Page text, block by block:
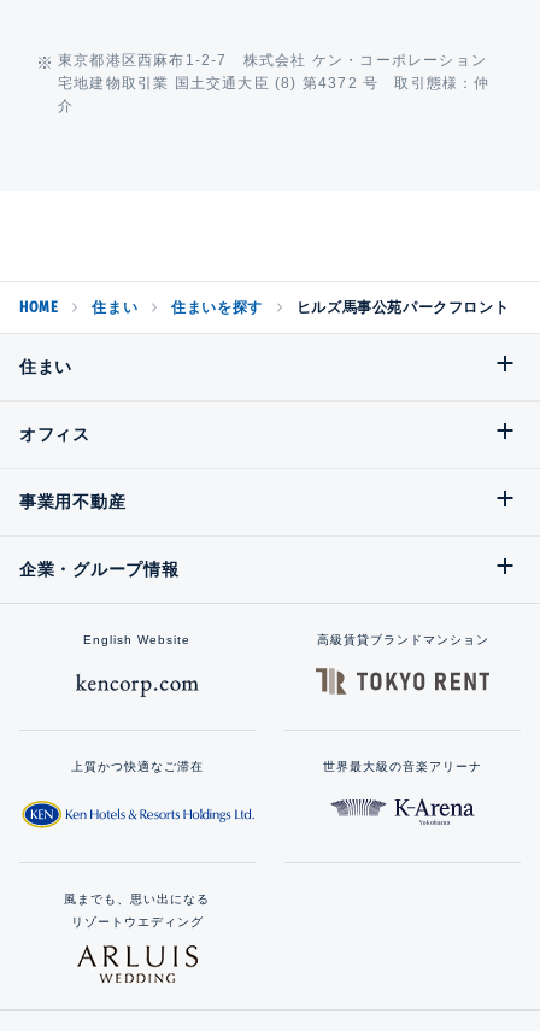
東京都港区西麻布1-2-7 株式会社 ケン・コーポレーション
宅地建物取引業 国土交通大臣 (8) 第4372 号 取引態様：仲
介
HOME 住まい 住まいを探す ヒルズ馬事公苑パークフロント
住まい
オフィス
事業用不動産
企業・グループ情報
English Website 高級賃貸ブランドマンション
上質かつ快適なご滞在 世界最大級の音楽アリーナ
風までも、思い出になる
リゾートウエディング